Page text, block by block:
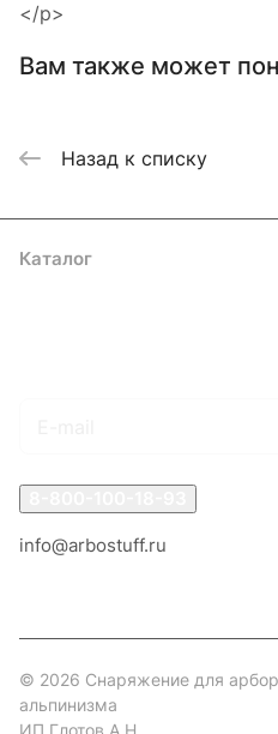
</p>
Вам также может
Назад к списку
Каталог
info@arbostuff.ru
© 2026 Снаряжение для
альпинизма
ИП Глотов А.Н.